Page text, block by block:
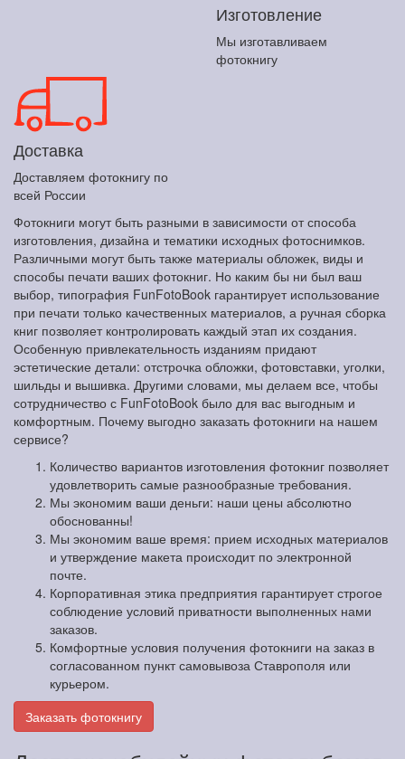
Изготовление
Мы изготавливаем
фотокнигу
Доставка
Доставляем фотокнигу по
всей России
Фотокниги могут быть разными в зависимости от способа
изготовления, дизайна и тематики исходных фотоснимков.
Различными могут быть также материалы обложек, виды и
способы печати ваших фотокниг. Но каким бы ни был ваш
выбор, типография FunFotoBook гарантирует использование
при печати только качественных материалов, а ручная сборка
книг позволяет контролировать каждый этап их создания.
Особенную привлекательность изданиям придают
эстетические детали: отстрочка обложки, фотовставки, уголки,
шильды и вышивка. Другими словами, мы делаем все, чтобы
сотрудничество с FunFotoBook было для вас выгодным и
комфортным. Почему выгодно заказать фотокниги на нашем
сервисе?
Количество вариантов изготовления фотокниг позволяет
удовлетворить самые разнообразные требования.
Мы экономим ваши деньги: наши цены абсолютно
обоснованны!
Мы экономим ваше время: прием исходных материалов
и утверждение макета происходит по электронной
почте.
Корпоративная этика предприятия гарантирует строгое
соблюдение условий приватности выполненных нами
заказов.
Комфортные условия получения фотокниги на заказ в
согласованном пункт самовывоза Ставрополя или
курьером.
Заказать фотокнигу